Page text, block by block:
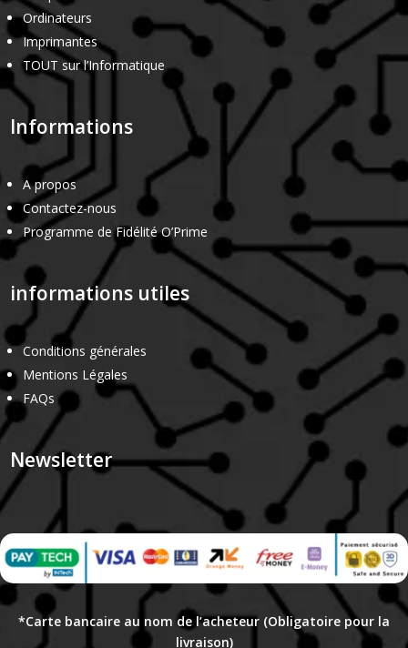
Ordinateurs
Imprimantes
TOUT sur l’Informatique
Informations
A propos
Contactez-nous
Programme de Fidélité O’Prime
informations utiles
Conditions générales
Mentions Légales
FAQs
Newsletter
*Carte bancaire au nom de l’acheteur (Obligatoire pour la
livraison)